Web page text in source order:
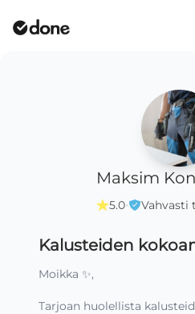
Maksim
5.0· Vahvasti
Kalusteiden
Moikka ✨,
Tarjoan huolellista